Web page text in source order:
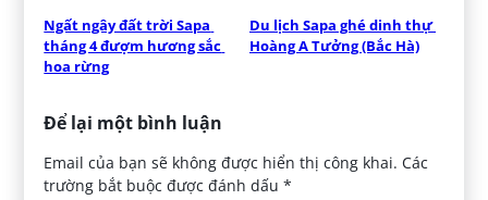
Ngất ngây đất trời Sapa
tháng 4 đượm hương sắc
hoa rừng
Du lịch Sapa ghé dinh thự
Hoàng A Tưởng (Bắc Hà)
Để lại một bình luận
Email của bạn sẽ không được hiển thị công khai. Các
trường bắt buộc được đánh dấu*